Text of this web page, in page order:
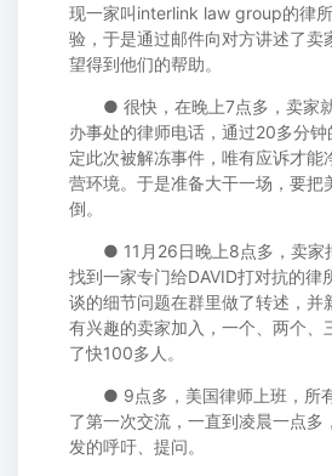
现一家叫interlink law group的律
验，于是通过邮件向对方讲述了卖
望得到他们的帮助。
● 很快，在晚上7点多，卖家
办事处的律师电话，通过20多分钟
定此次被解冻事件，唯有应诉才能
营环境。于是准备大干一场，要把
倒。
● 11月26日晚上8点多，卖家
找到一家专门给DAVID打对抗的律
谈的细节问题在群里做了转述，并
有兴趣的卖家加入，一个、两个、
了快100多人。
● 9点多，美国律师上班，所
了第一次交流，一直到凌晨一点多
发的呼吁、提问。